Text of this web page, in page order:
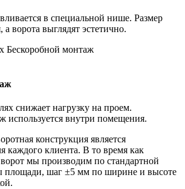
в специальной нише. Размер
а ворота выглядят эстетично.
снижает нагрузку на проем.
используется внутри помещения.
конструкция является
каждого клиента. В то время как
мы производим по стандартной
площади, шаг ±5 мм по ширине и высоте